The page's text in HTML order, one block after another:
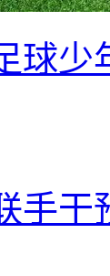
球少
手干